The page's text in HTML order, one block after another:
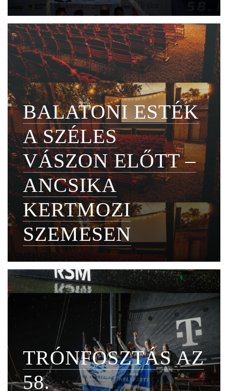
BALATONI ESTÉK
A SZÉLES
VÁSZON ELŐTT –
ANCSIKA
KERTMOZI
SZEMESEN
TRÓNFOSZTÁS AZ
58.